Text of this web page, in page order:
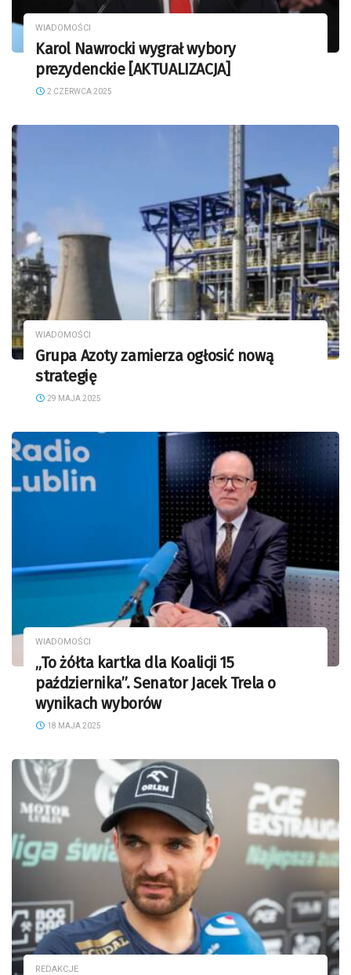
WIADOMOŚCI
Karol Nawrocki wygrał wybory
prezydenckie [AKTUALIZACJA]
2 CZERWCA 2025
WIADOMOŚCI
Grupa Azoty zamierza ogłosić nową
strategię
29 MAJA 2025
WIADOMOŚCI
„To żółta kartka dla Koalicji 15
października”. Senator Jacek Trela o
wynikach wyborów
18 MAJA 2025
REDAKCJE